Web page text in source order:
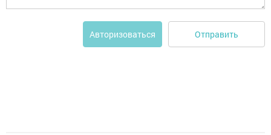
Авторизоваться Отправить